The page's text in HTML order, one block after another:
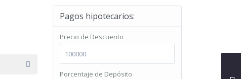
Pagos hipotecarios:
Precio de Descuento
Porcentaje de Depósito